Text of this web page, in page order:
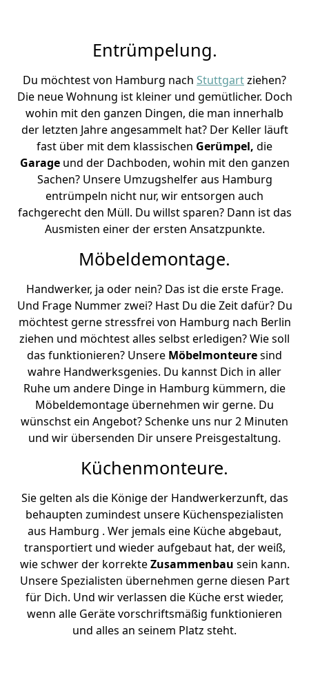
Entrümpelung.
Du möchtest von Hamburg nach Stuttgartziehen?
Die neue Wohnung ist kleiner und gemütlicher. Doch
wohin mit den ganzen Dingen, die man innerhalb
der letzten Jahre angesammelt hat? Der Keller läuft
fast über mit dem klassischen Gerümpel, die
Garageund der Dachboden, wohin mit den ganzen
Sachen? Unsere Umzugshelfer aus Hamburg
entrümpeln nicht nur, wir entsorgen auch
fachgerecht den Müll. Du willst sparen? Dann ist das
Ausmisten einer der ersten Ansatzpunkte.
Möbeldemontage.
Handwerker, ja oder nein? Das ist die erste Frage.
Und Frage Nummer zwei? Hast Du die Zeit dafür? Du
möchtest gerne stressfrei von Hamburg nach Berlin
ziehen und möchtest alles selbst erledigen? Wie soll
das funktionieren? Unsere Möbelmonteuresind
wahre Handwerksgenies. Du kannst Dich in aller
Ruhe um andere Dinge in Hamburg kümmern, die
Möbeldemontage übernehmen wir gerne. Du
wünschst ein Angebot? Schenke uns nur 2 Minuten
und wir übersenden Dir unsere Preisgestaltung.
Küchenmonteure.
Sie gelten als die Könige der Handwerkerzunft, das
behaupten zumindest unsere Küchenspezialisten
aus Hamburg . Wer jemals eine Küche abgebaut,
transportiert und wieder aufgebaut hat, der weiß,
wie schwer der korrekteZusammenbau sein kann.
Unsere Spezialisten übernehmen gerne diesen Part
für Dich. Und wir verlassen die Küche erst wieder,
wenn alle Geräte vorschriftsmäßig funktionieren
und alles an seinem Platz steht.